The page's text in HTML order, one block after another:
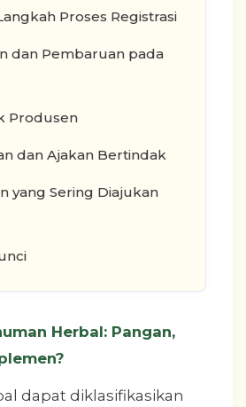
Proses Registrasi
dan Pembaruan pada
Produsen
dan Ajakan Bertindak
yang Sering Diajukan
Herbal: Pangan,
dapat diklasifikasikan